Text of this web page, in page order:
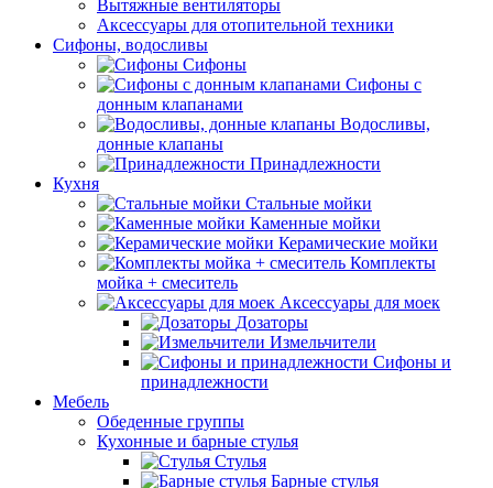
Вытяжные вентиляторы
Аксессуары для отопительной техники
Сифоны, водосливы
Сифоны
Сифоны с
донным клапанами
Водосливы,
донные клапаны
Принадлежности
Кухня
Стальные мойки
Каменные мойки
Керамические мойки
Комплекты
мойка + смеситель
Аксессуары для моек
Дозаторы
Измельчители
Сифоны и
принадлежности
Мебель
Обеденные группы
Кухонные и барные стулья
Стулья
Барные стулья